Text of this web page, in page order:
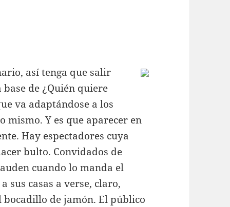
así tenga que salir
de ¿Quién quiere
va adaptándose a los
mismo. Y es que aparecer en
Hay espectadores cuya
bulto. Convidados de
cuando lo manda el
sus casas a verse, claro,
bocadillo de jamón. El público